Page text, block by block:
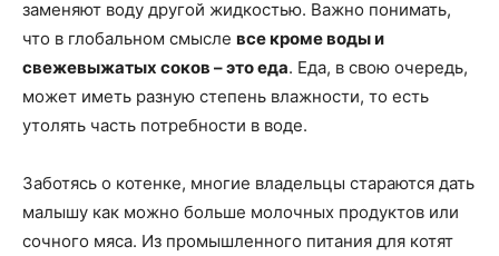
заменяют воду другой жидкостью. Важно понимать,
что в глобальном смысле все кроме воды и
свежевыжатых соков – это еда. Еда, в свою очередь,
может иметь разную степень влажности, то есть
утолять часть потребности в воде.
Заботясь о котенке, многие владельцы стараются дать
малышу как можно больше молочных продуктов или
сочного мяса. Из промышленного питания для котят